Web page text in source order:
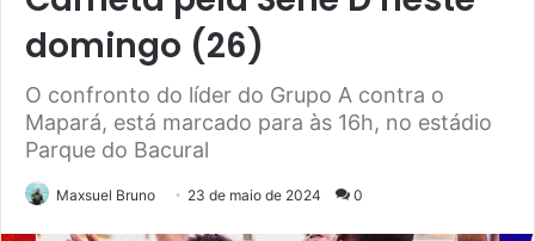
domingo (26)
O confronto do líder do Grupo A contra o
Mapará, está marcado para às 16h, no estádio
Parque do Bacural
Maxsuel Bruno 23 de maio de 2024 0